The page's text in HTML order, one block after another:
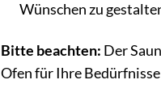
Wünschen zu
Bitte beachten: Der
Ofen für Ihre